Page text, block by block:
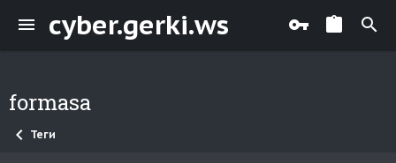
cyber.gerki.ws
formasa
Теги